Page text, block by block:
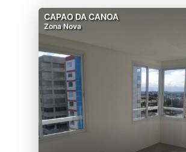
CAPAO DA CANOA
Zona Nova